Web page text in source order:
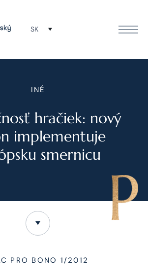
SK
INÉ
hračiek: nový
implementuje
smernicu
PRO BONO 1/2012